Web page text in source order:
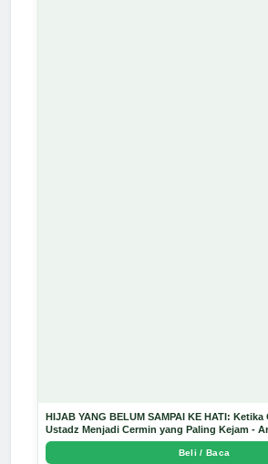
HIJAB YANG BELUM SAMPAI KE HATI: Ketika
Ustadz Menjadi Cermin yang Paling Kejam -
Beli / Baca